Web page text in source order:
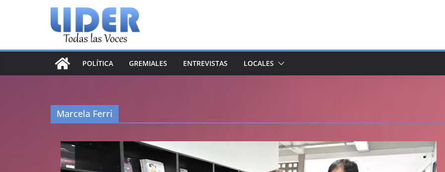
POLÍTICA GREMIALES ENTREVISTAS LOCALES
Marcela Ferri